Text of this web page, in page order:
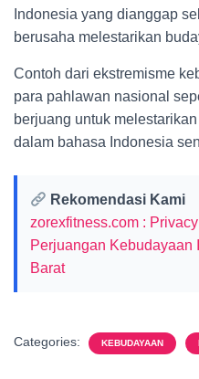
Indonesia yang dianggap
berusaha melestarikan
Contoh dari ekstremisme
para pahlawan nasional
berjuang untuk
dalam bahasa Indonesia
Rekomendasi Kami
zorexfitness.com :
Perjuangan Kebudayaan
Barat
Categories: KEBUDAYAAN